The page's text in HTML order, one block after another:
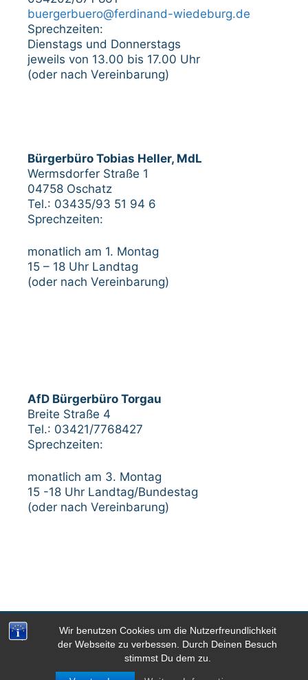
Wir benutzen Cookies um die Nutzerfreundlichkeit
der Webseite zu verbessen. Durch Deinen Besuch
stimmst Du dem zu.
buergerbuero@ferdinand-wiedeburg.de
Sprechzeiten:
Dienstags und Donnerstags
jeweils von 13.00 bis 17.00 Uhr
(oder nach Vereinbarung)
Bürgerbüro Tobias Heller, MdL
Wermsdorfer Straße 1
04758 Oschatz
Tel.: 03435/93 51 94 6
Sprechzeiten:
monatlich am 1. Montag
15 – 18 Uhr Landtag
(oder nach Vereinbarung)
AfD Bürgerbüro Torgau
Breite Straße 4
Tel.: 03421/7768427
Sprechzeiten:
monatlich am 3. Montag
15 -18 Uhr Landtag/Bundestag
(oder nach Vereinbarung)
Impressum Datenschutzerklärung
© 2026 AfD-Kreisverband Nordsachsen